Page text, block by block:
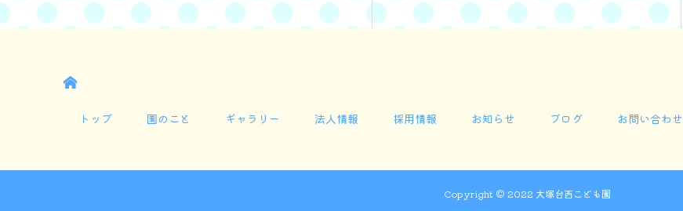
トップ 園のこと ギャラリー 法人情報 採用情報 お知らせ ブログ お問い合わせ
Copyright © 2022 大塚台西こども園